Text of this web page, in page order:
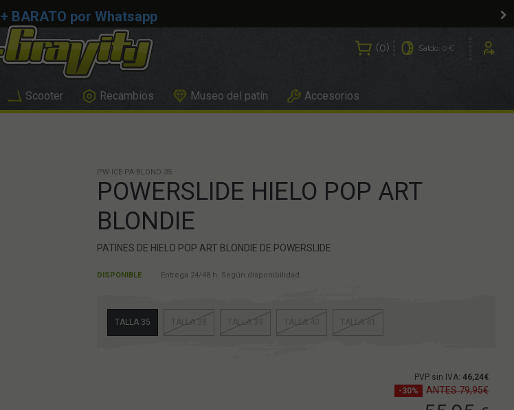
+ BARATO por Whatsapp
0 Saldo: 0 €
Scooter Recambios Museo del patín Accesorios
PW-ICE-PA-BLOND-35
POWERSLIDE HIELO POP ART
BLONDIE
PATINES DE HIELO POP ART BLONDIE DE POWERSLIDE
DISPONIBLE Entrega 24/48 h. Según disponibilidad.
TALLA 35 TALLA 38 TALLA 39 TALLA 40 TALLA 41
PVP sin IVA:46,24€
-30%
ANTES 79,95€